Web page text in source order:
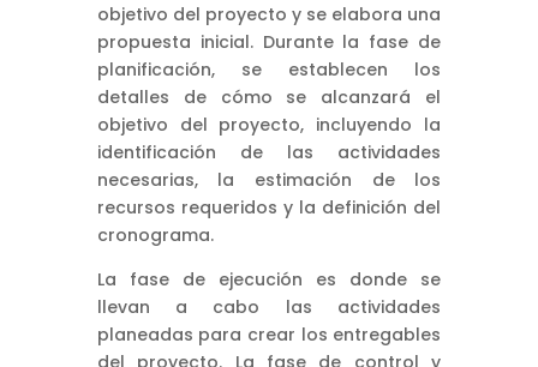
objetivo del proyecto y se elabora una
propuesta inicial. Durante la fase de
planificación, se establecen los
detalles de cómo se alcanzará el
objetivo del proyecto, incluyendo la
identificación de las actividades
necesarias, la estimación de los
recursos requeridos y la definición del
cronograma.
La fase de ejecución es donde se
llevan a cabo las actividades
planeadas para crear los entregables
del proyecto. La fase de control y